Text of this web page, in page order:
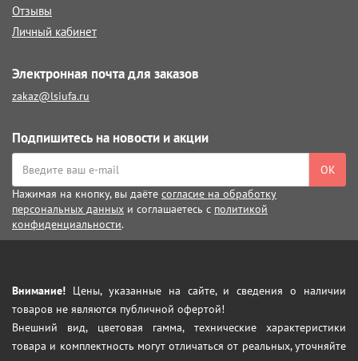
Отзывы
Личный кабинет
Электронная почта для заказов
zakaz@lsiufa.ru
Подпишитесь на новости и акции
ОК
Нажимая на кнопку, вы даёте согласие на обработку
персональных данных и соглашаетесь с политикой
конфиденциальности.
Внимание! Цены, указанные на сайте, и сведения о наличии
товаров не являются публичной офертой!
Внешний вид, цветовая гамма, технические характеристики
товара и комплектность могут отличаться от реальных, уточняйте